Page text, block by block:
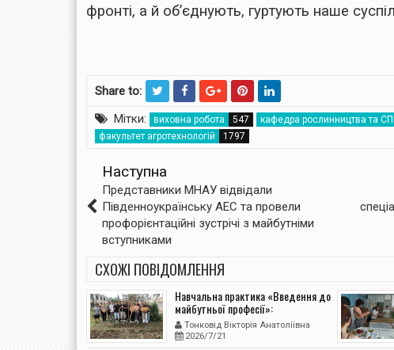
фронті, а й об’єднують, гуртують наше
Share to:
Мітки:
виховна робота
кафедра рослинництва та
факультет агротехнологій
Наступна
Представники МНАУ відвідали
Південноукраїнську АЕС та провели
профорієнтаційні зустрічі з майбутніми
вступниками
СХОЖІ ПОВІДОМЛЕННЯ
Навчальна практика «Введення до
майбутньої професії»:
першокурсники МНАУ пройшли
практику з агрономічних дисциплін
Тонковід Вікторія Анатоліївна
2026/7/21